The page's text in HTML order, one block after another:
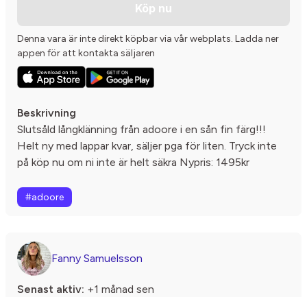
Köp nu
Denna vara är inte direkt köpbar via vår webplats. Ladda ner
appen för att kontakta säljaren
Beskrivning
Slutsåld långklänning från adoore i en sån fin färg!!!
Helt ny med lappar kvar, säljer pga för liten. Tryck inte
på köp nu om ni inte är helt säkra Nypris: 1495kr
#adoore
Fanny Samuelsson
Senast aktiv: +1 månad sen